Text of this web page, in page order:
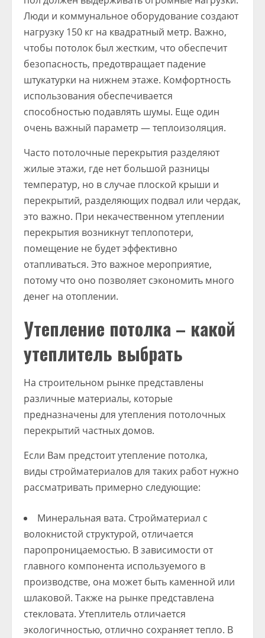
Люди и коммунальное оборудование создают
нагрузку 150 кг на квадратный метр. Важно,
чтобы потолок был жестким, что обеспечит
безопасность, предотвращает падение
штукатурки на нижнем этаже. Комфортность
использования обеспечивается
способностью подавлять шумы. Еще один
очень важный параметр — теплоизоляция.
Часто потолочные перекрытия разделяют
жилые этажи, где нет большой разницы
температур, но в случае плоской крыши и
перекрытий, разделяющих подвал или чердак,
это важно. При некачественном утеплении
перекрытия возникнут теплопотери,
помещение не будет эффективно
отапливаться. Это важное мероприятие,
потому что оно позволяет сэкономить много
денег на отоплении.
Утепление потолка – какой
утеплитель выбрать
На строительном рынке представлены
различные материалы, которые
предназначены для утепления потолочных
перекрытий частных домов.
Если Вам предстоит утепление потолка,
виды стройматериалов для таких работ нужно
рассматривать примерно следующие:
Минеральная вата. Стройматериал с
волокнистой структурой, отличается
паропроницаемостью. В зависимости от
главного компонента используемого в
производстве, она может быть каменной или
шлаковой. Также на рынке представлена
стекловата. Утеплитель отличается
экологичностью, отлично сохраняет тепло. В